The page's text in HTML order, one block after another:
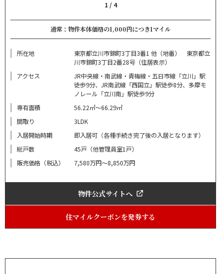
1 / 4
通常：物件本体価格の1,000円につき1マイル
所在地
東京都立川市錦町3丁目3番1 他（地番） 東京都立
川市錦町3丁目2番28号（住居表示）
アクセス
JR中央線・南武線・青梅線・五日市線「立川」駅
徒歩9分、JR南武線「西国立」駅徒歩8分、多摩モ
ノレール「立川南」駅徒歩9分
専有面積
56.22㎡～66.29㎡
間取り
3LDK
入居開始時期
即入居可（各種手続き完了後の入居となります）
総戸数
45戸（他管理員室1戸）
販売価格（税込）
7,580万円～8,850万円
物件公式サイトへ
住マイルクーポンを発券する